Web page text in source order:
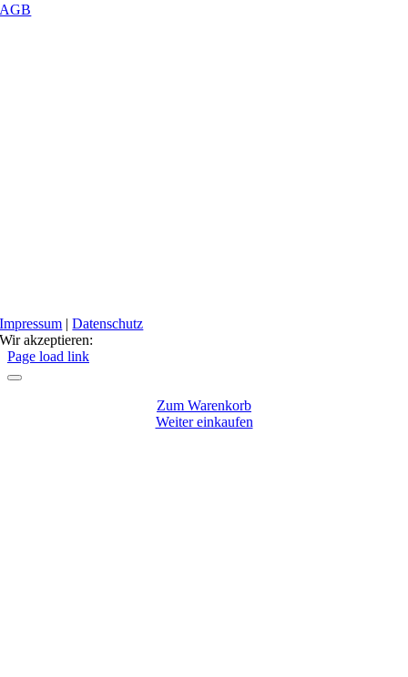
AGB
Impressum |Datenschutz
Wir akzeptieren:
Page load link
Zum Warenkorb
Weiter einkaufen